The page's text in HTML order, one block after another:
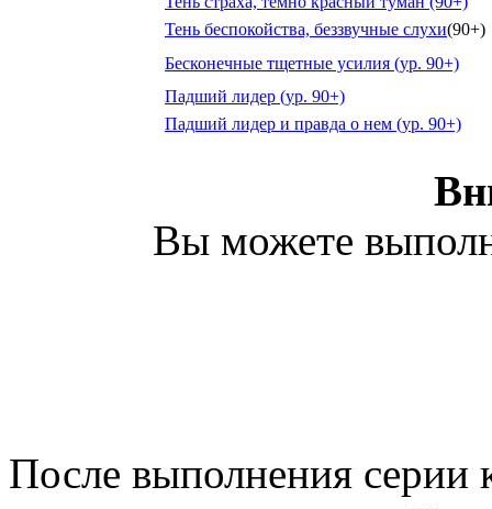
Тень беспокойства, беззвучные слухи(90+)
Бесконечные тщетные усилия (ур. 90+)
Падший лидер (ур. 90+)
Падший лидер и правда о нем (ур. 90+)
Вы можете
После выполнения серии